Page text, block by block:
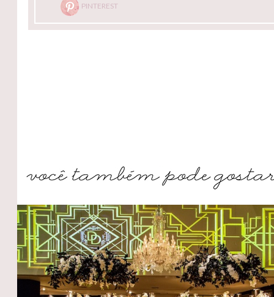
PINTEREST